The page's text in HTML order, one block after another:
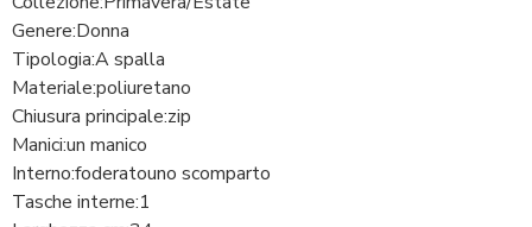
Genere:Donna
Tipologia:A spalla
Materiale:poliuretano
Chiusura principale:zip
Manici:un manico
Interno:foderatouno scomparto
Tasche interne:1